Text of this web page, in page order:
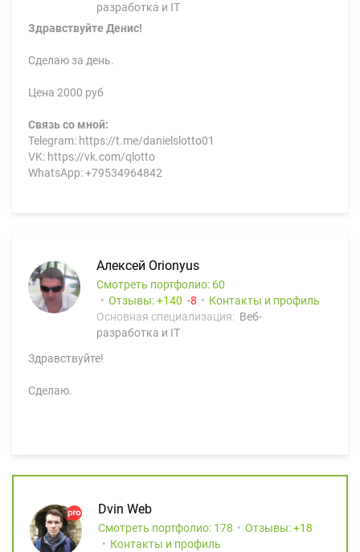
разработка и IT
Здравствуйте Денис!
Сделаю за день.
Цена 2000 руб
Связь со мной:
Telegram: https://t.me/danielslotto01
VK: https://vk.com/qlotto
WhatsApp: +79534964842
Алексей Orionyus
Смотреть портфолио: 60
Отзывы:
140 8
Контакты и профиль
Основная специализация: Веб-
разработка и IT
Здравствуйте!
Сделаю.
Dvin Web
Смотреть портфолио: 178 Отзывы:
18
Контакты и профиль